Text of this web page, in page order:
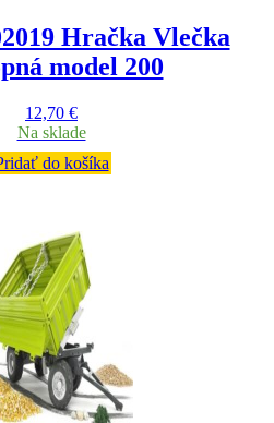
Hračka Vlečka
model 200
12,70 €
Na sklade
do košíka